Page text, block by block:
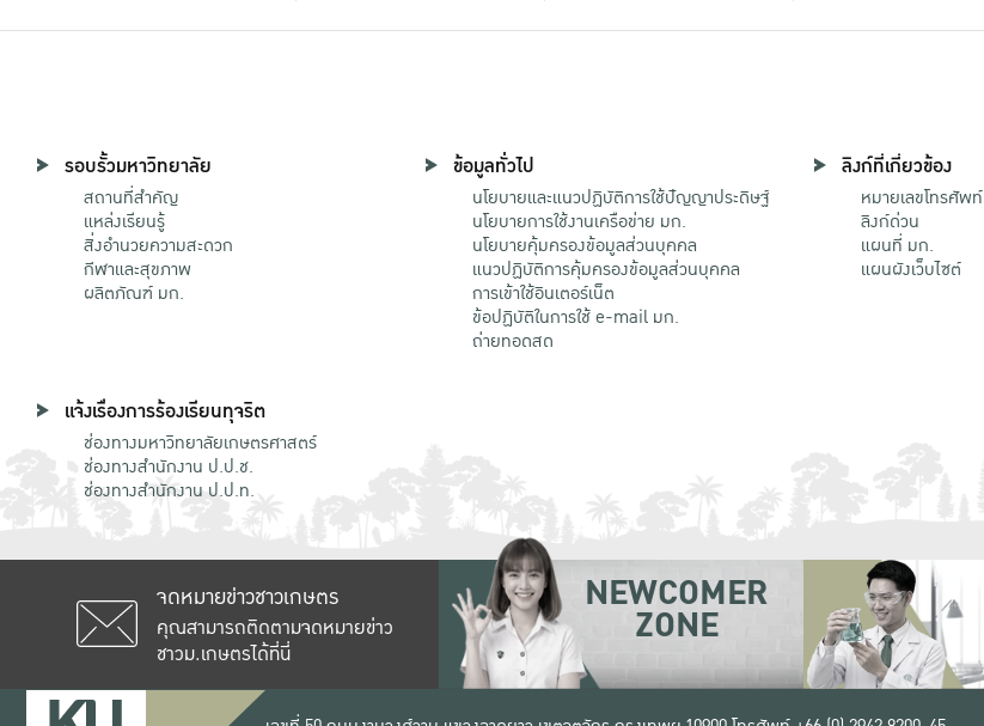
รอบรั้วมหาวิทยาลัย
สถานที่สำคัญ
แหล่งเรียนรู้
สิ่งอำนวยความสะดวก
กีฬาและสุขภาพ
ผลิตภัณฑ์ มก.
ข้อมูลทั่วไป
นโยบายและแนวปฏิบัติการใช้ปัญญาประดิษฐ์
นโยบายการใช้งานเครือข่าย มก.
นโยบายคุ้มครองข้อมูลส่วนบุคคล
แนวปฏิบัติการคุ้มครองข้อมูลส่วนบุคคล
การเข้าใช้อินเตอร์เน็ต
ข้อปฏิบัติในการใช้ e-mail มก.
ถ่ายทอดสด
ลิงก์ที่เกี่ยวข้อง
หมายเลขโทรศัพท์
ลิงก์ด่วน
แผนที่ มก.
แผนผังเว็บไซต์
แจ้งเรื่องการร้องเรียนทุจริต
ช่องทางมหาวิทยาลัยเกษตรศาสตร์
ช่องทางสำนักงาน ป.ป.ช.
ช่องทางสำนักงาน ป.ป.ท.
จดหมายข่าวชาวเกษตร
คุณสามารถติดตามจดหมายข่าว
ชาวม.เกษตรได้ที่นี่
NEWCOMER
ZONE